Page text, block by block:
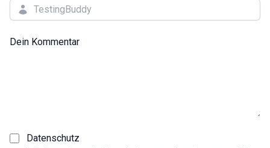
Dein Kommentar
Datenschutz